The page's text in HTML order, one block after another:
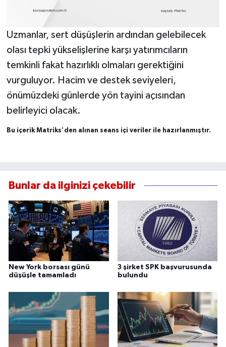
Uzmanlar, sert düşüşlerin ardından gelebilecek
olası tepki yükselişlerine karşı yatırımcıların
temkinli fakat hazırlıklı olmaları gerektiğini
vurguluyor. Hacim ve destek seviyeleri,
önümüzdeki günlerde yön tayini açısından
belirleyici olacak.
Bu içerik Matriks'den alınan seans içi veriler ile hazırlanmıştır.
Bunlar da ilginizi çekebilir
New York borsası günü
düşüşle tamamladı
3 şirket SPK başvurusunda
bulundu